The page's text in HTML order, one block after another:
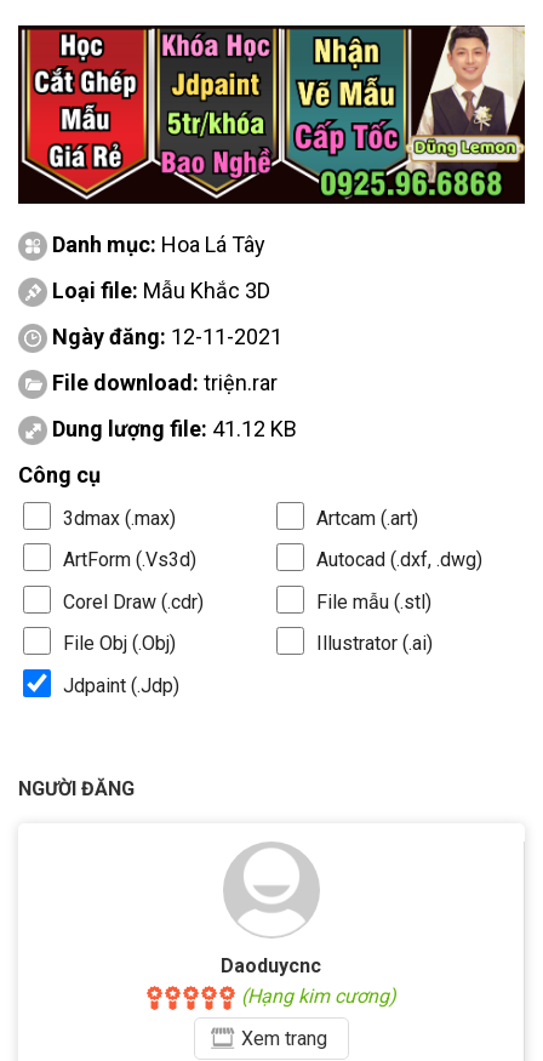
Danh mục: Hoa Lá Tây
Loại file: Mẫu Khắc 3D
Ngày đăng: 12-11-2021
File download: triện.rar
Dung lượng file: 41.12 KB
Công cụ
3dmax (.max)
Artcam (.art)
ArtForm (.Vs3d)
Autocad (.dxf, .dwg)
Corel Draw (.cdr)
File mẫu (.stl)
File Obj (.Obj)
Illustrator (.ai)
Jdpaint (.Jdp)
NGƯỜI ĐĂNG
Daoduycnc
(Hạng kim cương)
Xemtrang